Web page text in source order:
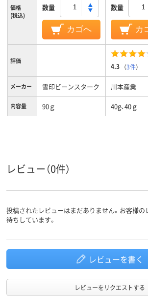
価格
(税込)
数量
カゴへ
数量
カ
評価
4.3 （3件）
メーカー 雪印ビーンスターク 川本産業
内容量 90ｇ 40g、40ｇ
レビュー（0件）
投稿されたレビューはまだありません。お客様
待ちしています。
レビューを書く
レビューをリクエストする